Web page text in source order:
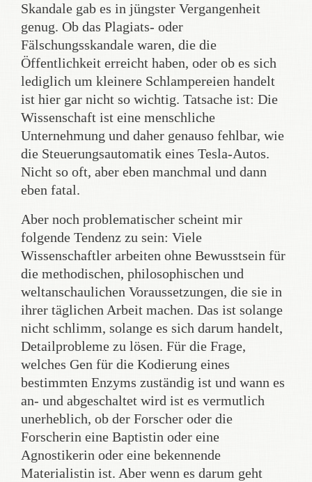
Skandale gab es in jüngster Vergangenheit
genug. Ob das Plagiats- oder
Fälschungsskandale waren, die die
Öffentlichkeit erreicht haben, oder ob es sich
lediglich um kleinere Schlampereien handelt
ist hier gar nicht so wichtig. Tatsache ist: Die
Wissenschaft ist eine menschliche
Unternehmung und daher genauso fehlbar, wie
die Steuerungsautomatik eines Tesla-Autos.
Nicht so oft, aber eben manchmal und dann
eben fatal.
Aber noch problematischer scheint mir
folgende Tendenz zu sein: Viele
Wissenschaftler arbeiten ohne Bewusstsein für
die methodischen, philosophischen und
weltanschaulichen Voraussetzungen, die sie in
ihrer täglichen Arbeit machen. Das ist solange
nicht schlimm, solange es sich darum handelt,
Detailprobleme zu lösen. Für die Frage,
welches Gen für die Kodierung eines
bestimmten Enzyms zuständig ist und wann es
an- und abgeschaltet wird ist es vermutlich
unerheblich, ob der Forscher oder die
Forscherin eine Baptistin oder eine
Agnostikerin oder eine bekennende
Materialistin ist. Aber wenn es darum geht